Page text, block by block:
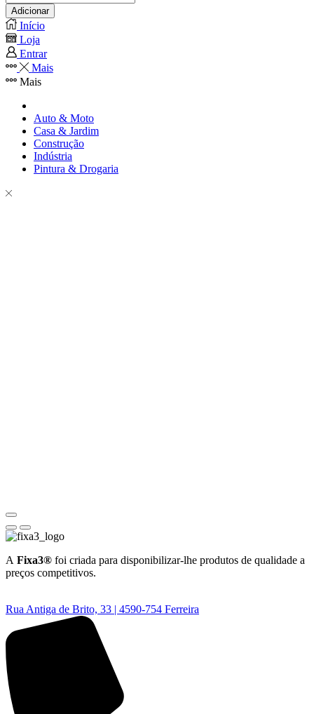
Adicionar
Início
Loja
Entrar
Mais
Mais
Auto & Moto
Casa & Jardim
Construção
Indústria
Pintura & Drogaria
A Fixa3® foi criada para disponibilizar-lhe produtos de qualidade a
preços competitivos.
Rua Antiga de Brito, 33 | 4590-754 Ferreira